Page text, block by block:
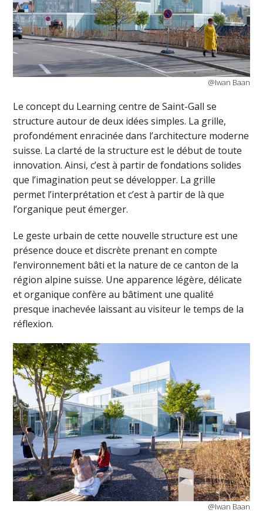
@Iwan Baan
Le concept du Learning centre de Saint-Gall se
structure autour de deux idées simples. La grille,
profondément enracinée dans l’architecture moderne
suisse. La clarté de la structure est le début de toute
innovation. Ainsi, c’est à partir de fondations solides
que l’imagination peut se développer. La grille
permet l’interprétation et c’est à partir de là que
l’organique peut émerger.
Le geste urbain de cette nouvelle structure est une
présence douce et discrète prenant en compte
l’environnement bâti et la nature de ce canton de la
région alpine suisse. Une apparence légère, délicate
et organique confère au bâtiment une qualité
presque inachevée laissant au visiteur le temps de la
réflexion.
@Iwan Baan